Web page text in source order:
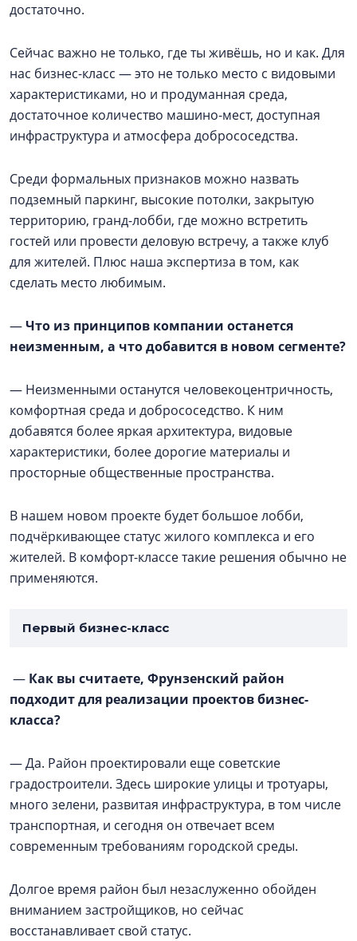
достаточно.
Сейчас важно не только, где ты живёшь, но и как. Для
нас бизнес-класс — это не только место с видовыми
характеристиками, но и продуманная среда,
достаточное количество машино-мест, доступная
инфраструктура и атмосфера добрососедства.
Среди формальных признаков можно назвать
подземный паркинг, высокие потолки, закрытую
территорию, гранд-лобби, где можно встретить
гостей или провести деловую встречу, а также клуб
для жителей. Плюс наша экспертиза в том, как
сделать место любимым.
—Что из принципов компании останется
неизменным, а что добавится в новом сегменте?
— Неизменными останутся человекоцентричность,
комфортная среда и добрососедство. К ним
добавятся более яркая архитектура, видовые
характеристики, более дорогие материалы и
просторные общественные пространства.
В нашем новом проекте будет большое лобби,
подчёркивающее статус жилого комплекса и его
жителей. В комфорт-классе такие решения обычно не
применяются.
Первый бизнес-класс
— Как вы считаете, Фрунзенский район
подходит для реализации проектов бизнес-
класса?
— Да. Район проектировали еще советские
градостроители. Здесь широкие улицы и тротуары,
много зелени, развитая инфраструктура, в том числе
транспортная, и сегодня он отвечает всем
современным требованиям городской среды.
Долгое время район был незаслуженно обойден
вниманием застройщиков, но сейчас
восстанавливает свой статус.